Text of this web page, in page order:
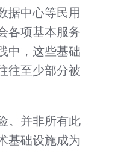
据中心等民用
各项基本服务
中，这些基础
往至少部分被
。并非所有此
基础设施成为